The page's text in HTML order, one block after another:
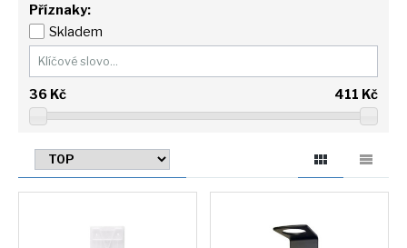
Příznaky:
Skladem
36Kč 411 Kč